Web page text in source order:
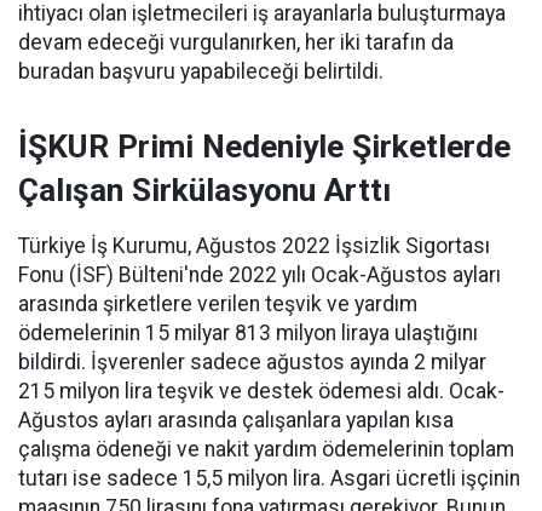
ihtiyacı olan işletmecileri iş arayanlarla buluşturmaya
devam edeceği vurgulanırken, her iki tarafın da
buradan başvuru yapabileceği belirtildi.
İŞKUR Primi Nedeniyle Şirketlerde
Çalışan Sirkülasyonu Arttı
Türkiye İş Kurumu, Ağustos 2022 İşsizlik Sigortası
Fonu (İSF) Bülteni'nde 2022 yılı Ocak-Ağustos ayları
arasında şirketlere verilen teşvik ve yardım
ödemelerinin 15 milyar 813 milyon liraya ulaştığını
bildirdi. İşverenler sadece ağustos ayında 2 milyar
215 milyon lira teşvik ve destek ödemesi aldı. Ocak-
Ağustos ayları arasında çalışanlara yapılan kısa
çalışma ödeneği ve nakit yardım ödemelerinin toplam
tutarı ise sadece 15,5 milyon lira. Asgari ücretli işçinin